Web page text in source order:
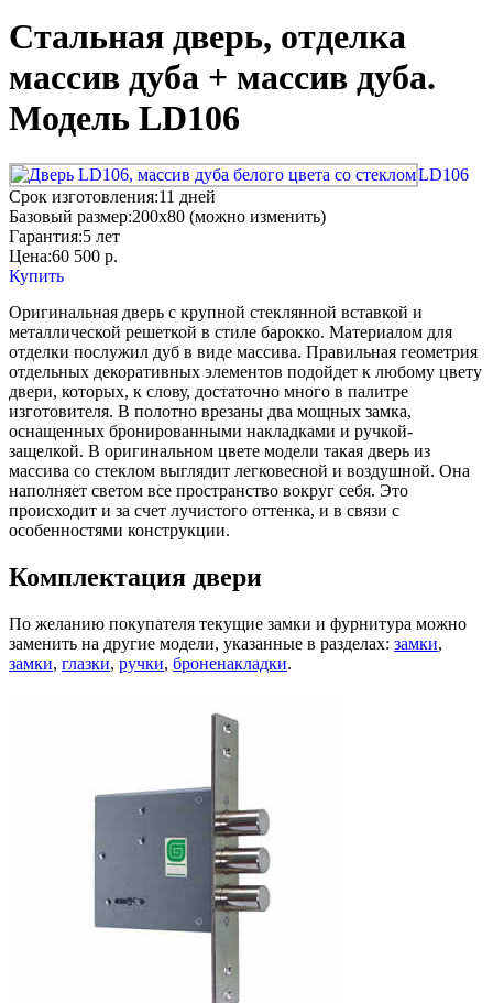
Стальная дверь, отделка
массив дуба + массив дуба.
Модель LD106
LD106
Срок изготовления:11 дней
Базовый размер:200x80 (можно изменить)
Гарантия:5 лет
Цена:60 500 р.
Купить
Оригинальная дверь с крупной стеклянной вставкой и
металлической решеткой в стиле барокко. Материалом для
отделки послужил дуб в виде массива. Правильная геометрия
отдельных декоративных элементов подойдет к любому цвету
двери, которых, к слову, достаточно много в палитре
изготовителя. В полотно врезаны два мощных замка,
оснащенных бронированными накладками и ручкой-
защелкой. В оригинальном цвете модели такая дверь из
массива со стеклом выглядит легковесной и воздушной. Она
наполняет светом все пространство вокруг себя. Это
происходит и за счет лучистого оттенка, и в связи с
особенностями конструкции.
Комплектация двери
По желанию покупателя текущие замки и фурнитура можно
заменить на другие модели, указанные в разделах: замки,
замки, глазки, ручки, броненакладки.